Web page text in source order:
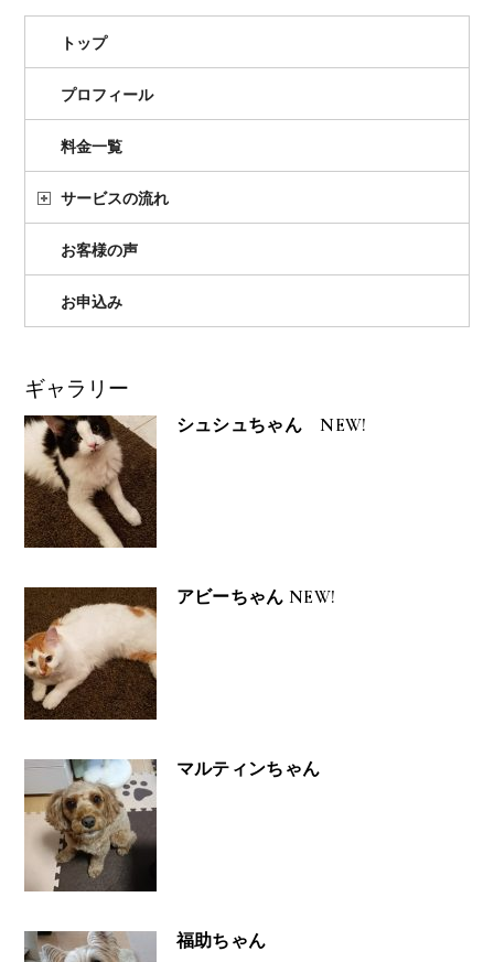
トップ
プロフィール
料金一覧
サービスの流れ
お客様の声
お申込み
ギャラリー
シュシュちゃん NEW!
アビーちゃん NEW!
マルティンちゃん
福助ちゃん